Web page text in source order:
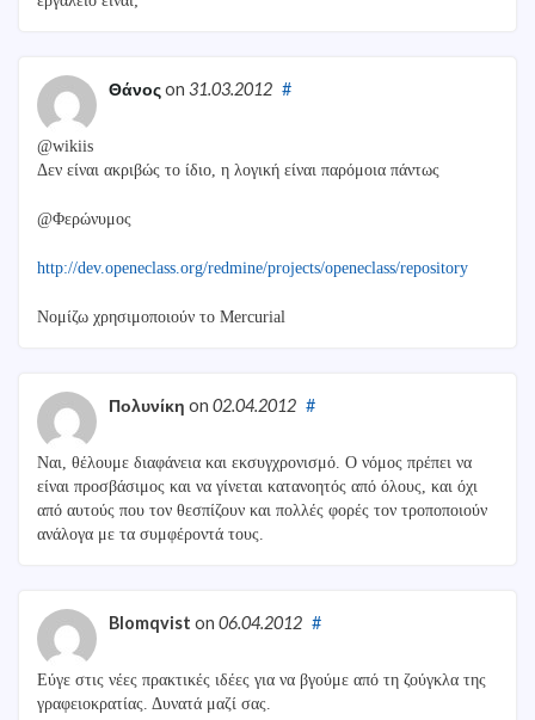
Θάνοςon 31.03.2012 #
@wikiis
Δεν είναι ακριβώς το ίδιο, η λογική είναι παρόμοια πάντως
@Φερώνυμος
http://dev.openeclass.org/redmine/projects/openeclass/repository
Νομίζω χρησιμοποιούν το Mercurial
Πολυνίκη on 02.04.2012 #
Ναι, θέλουμε διαφάνεια και εκσυγχρονισμό. Ο νόμος πρέπει να
είναι προσβάσιμος και να γίνεται κατανοητός από όλους, και όχι
από αυτούς που τον θεσπίζουν και πολλές φορές τον τροποποιούν
ανάλογα με τα συμφέροντά τους.
Blomqvist on 06.04.2012 #
Εύγε στις νέες πρακτικές ιδέες για να βγούμε από τη ζούγκλα της
γραφειοκρατίας. Δυνατά μαζί σας.